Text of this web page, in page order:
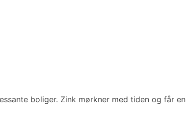
boliger. Zink mørkner med tiden og får